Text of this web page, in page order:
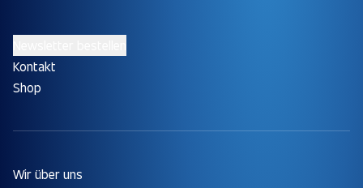
Kontakt
Shop
Wir über uns